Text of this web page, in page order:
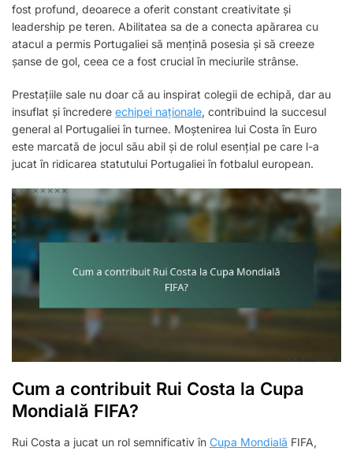
fost profund, deoarece a oferit constant creativitate și
leadership pe teren. Abilitatea sa de a conecta apărarea cu
atacul a permis Portugaliei să mențină posesia și să creeze
șanse de gol, ceea ce a fost crucial în meciurile strânse.
Prestațiile sale nu doar că au inspirat colegii de echipă, dar au
insuflat și încredere echipei naționale, contribuind la succesul
general al Portugaliei în turnee. Moștenirea lui Costa în Euro
este marcată de jocul său abil și de rolul esențial pe care l-a
jucat în ridicarea statutului Portugaliei în fotbalul european.
Cum a contribuit Rui Costa la Cupa
Mondială FIFA?
Rui Costa a jucat un rol semnificativ în Cupa Mondială FIFA,